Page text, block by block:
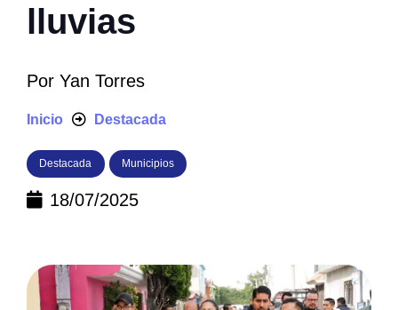
lluvias
Por Yan Torres
Inicio Destacada
Destacada Municipios
18/07/2025